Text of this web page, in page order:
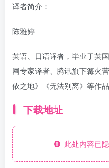
译者简介：
陈雅婷
英语、日语译者，毕业于英
网专家译者、腾讯旗下篝火
依之地》《无法别离》等作品
下载地址
此处内容已